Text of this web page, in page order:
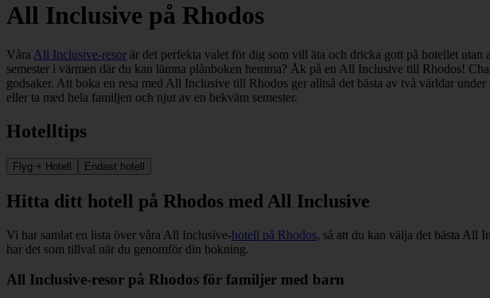
All Inclusive på Rhodos
Våra All Inclusive-resor är det perfekta valet för dig som vill äta och dricka gott på hotellet
semester i värmen där du kan lämna plånboken hemma? Åk på en All Inclusive till Rhodos!
godsaker. Att boka en resa med All Inclusive till Rhodos ger alltså det bästa av två världar
eller ta med hela familjen och njut av en bekväm semester.
Hotelltips
Flyg + Hotell Endast hotell
Hitta ditt hotell på Rhodos med All Inclusive
Vi har samlat en lista över våra All Inclusive-hotell på Rhodos, så att du kan välja det bästa All
har det som tillval när du genomför din bokning.
All Inclusive-resor på Rhodos för familjer med barn